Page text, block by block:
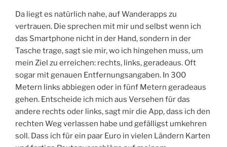
Da liegt es natürlich nahe, auf Wanderapps zu
vertrauen. Die sprechen mit mir und selbst wenn ich
das Smartphone nicht in der Hand, sondern in der
Tasche trage, sagt sie mir, wo ich hingehen muss, um
mein Ziel zu erreichen: rechts, links, geradeaus. Oft
sogar mit genauen Entfernungsangaben. In 300
Metern links abbiegen oder in fünf Metern geradeaus
gehen. Entscheide ich mich aus Versehen für das
andere rechts oder links, sagt mir die App, dass ich den
rechten Weg verlassen habe und gefälligst umkehren
soll. Dass ich für ein paar Euro in vielen Ländern Karten